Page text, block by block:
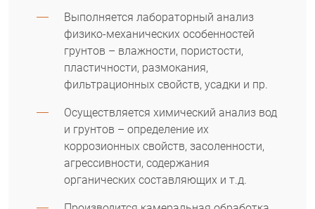
Выполняется лабораторный анализ
физико-механических особенностей
грунтов – влажности, пористости,
пластичности, размокания,
фильтрационных свойств, усадки и пр.
Осуществляется химический анализ вод
и грунтов – определение их
коррозионных свойств, засоленности,
агрессивности, содержания
органических составляющих и т.д.